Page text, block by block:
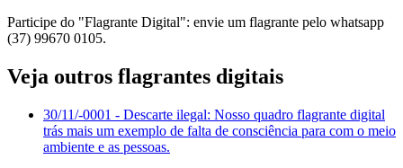
Participe do "Flagrante Digital": envie um flagrante pelo whatsapp
(37) 99670 0105.
Veja outros flagrantes digitais
30/11/-0001 - Descarte ilegal: Nosso quadro flagrante digital
trás mais um exemplo de falta de consciência para com o meio
ambiente e as pessoas.